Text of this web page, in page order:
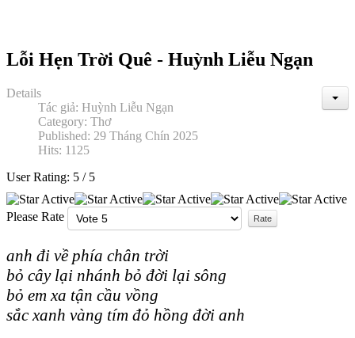
Lỗi Hẹn Trời Quê - Huỳnh Liễu Ngạn
Details
Tác giả: Huỳnh Liễu Ngạn
Category: Thơ
Published: 29 Tháng Chín 2025
Hits: 1125
User Rating: 5 / 5
Please Rate
anh đi về phía chân trời
bỏ cây lại nhánh bỏ đời lại sông
bỏ em xa tận cầu vồng
sắc xanh vàng tím đỏ hồng đời anh